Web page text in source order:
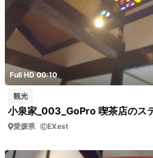
Full HD 00:10
観光
愛媛県 EXest